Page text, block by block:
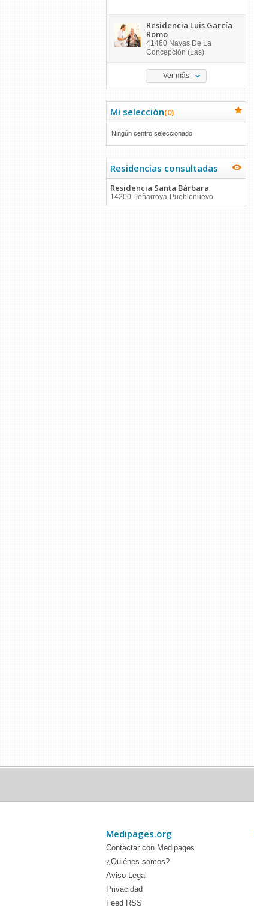
Residencia Luis García
Romo
41460 Navas De La
Concepción (Las)
Ver más
Mi selección(0)
Ningún centro seleccionado
Residencias consultadas
Residencia Santa Bárbara
14200 Peñarroya-Pueblonuevo
Medipages.org
Contactar con Medipages
¿Quiénes somos?
Aviso Legal
Privacidad
Feed RSS